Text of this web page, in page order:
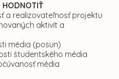
HODNOTIŤ
a realizovateľnosť projektu
aktivít a
média (posun)
študentského média
média